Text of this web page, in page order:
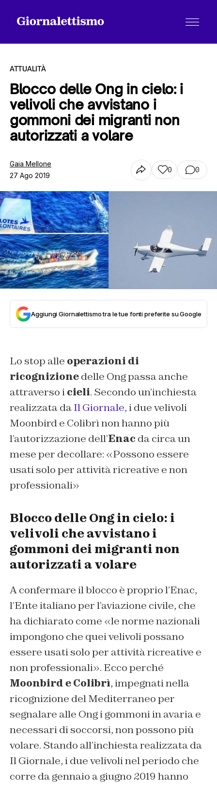
Tutti gli articoli
Contatti
ATTUALITÀ
Blocco delle Ong in cielo: i
velivoli che avvistano i
gommoni dei migranti non
autorizzati a volare
Gaia Mellone
27 Ago 2019
0 0
Aggiungi Giornalettismo tra le tue fonti preferite su Google
Lo stop alle operazioni di
ricognizionedelle Ong passa anche
attraverso icieli. Secondo un’inchiesta
realizzata daIl Giornale, i due velivoli
Moonbird e Colibrì non hanno più
l’autorizzazione dell’Enac da circa un
mese per decollare: «Possono essere
usati solo per attività ricreative e non
professionali»
Blocco delle Ong in cielo: i
velivoli che avvistano i
gommoni dei migranti non
autorizzati a volare
A confermare il blocco è proprio l’Enac,
l’Ente italiano per l’aviazione civile, che
ha dichiarato come «le norme nazionali
impongono che quei velivoli possano
essere usati solo per attività ricreative e
non professionali». Ecco perché
Moonbird e Colibrì, impegnati nella
ricognizione del Mediterraneo per
segnalare alle Ong i gommoni in avaria e
necessari di soccorsi, non possono più
volare. Stando all’inchiesta realizzata da
Il Giornale, i due velivoli nel periodo che
corre da gennaio a giugno 2019 hanno